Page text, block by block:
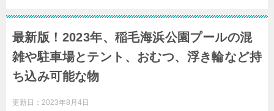
最新版！2023年、稲毛海浜公園プールの混
雑や駐車場とテント、おむつ、浮き輪など持
ち込み可能な物
更新日： 2023年8月4日